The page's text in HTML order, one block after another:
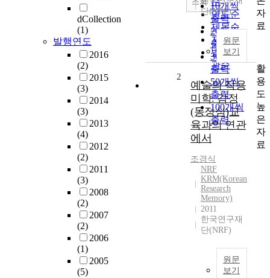
dCollection
(1)
발행연도
2016
(2)
2015
(3)
2014
(3)
2013
(4)
2012
(2)
2011
(3)
2008
(2)
2007
(2)
2006
(1)
2005
(5)
연도순
제목순
저자순
발행기
관순
10개씩
출력
20개씩
출력
30개씩
출력
50개씩
출력
100개씩
출력
단(NRF)
원문
보기
2
예술의 작용
미학. 감정
(동정심)교
육과의 연관
에서
조경식
NRF
KRM(Korean
Research
Memory)
2011
한국연구재
단(NRF)
원문
보기
자
료
활
용
도
높
은
자
료